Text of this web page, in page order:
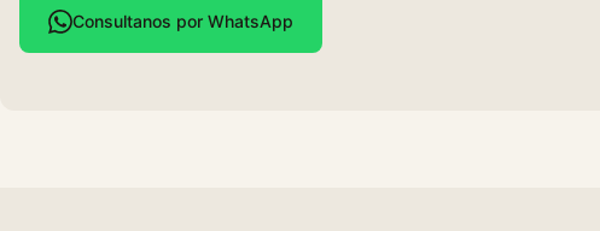
Consultanos por WhatsApp